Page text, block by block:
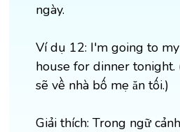
ngày.
Ví dụ 12: I'm going to
house for dinner tonight.
sẽ về nhà bố mẹ ăn tối.)
Giải thích: Trong ngữ